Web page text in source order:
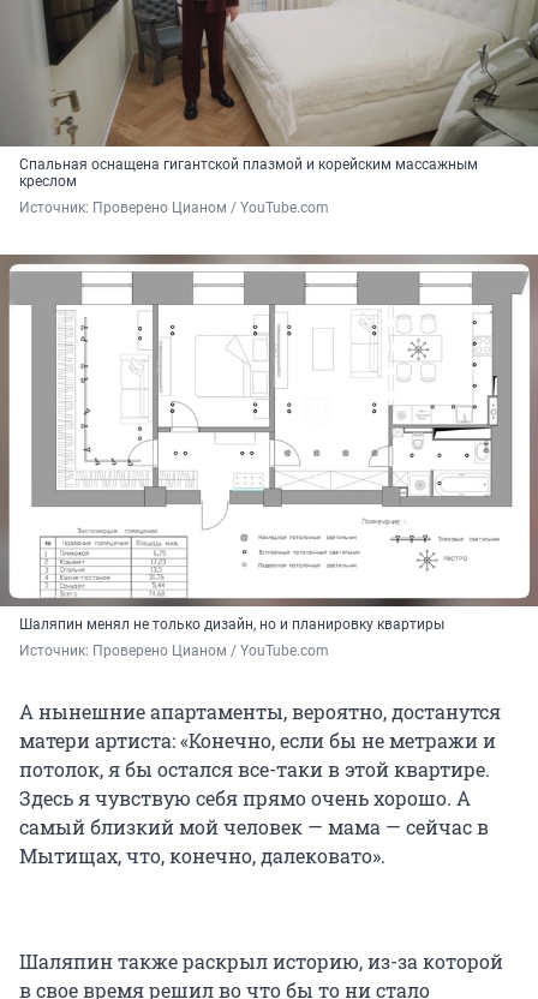
Спальная оснащена гигантской плазмой и корейским массажным
креслом
Источник: Проверено Цианом / YouTube.com
Шаляпин менял не только дизайн, но и планировку квартиры
Источник: Проверено Цианом / YouTube.com
А нынешние апартаменты, вероятно, достанутся
матери артиста: «Конечно, если бы не метражи и
потолок, я бы остался все-таки в этой квартире.
Здесь я чувствую себя прямо очень хорошо. А
самый близкий мой человек — мама — сейчас в
Мытищах, что, конечно, далековато».
Шаляпин также раскрыл историю, из-за которой
в свое время решил во что бы то ни стало